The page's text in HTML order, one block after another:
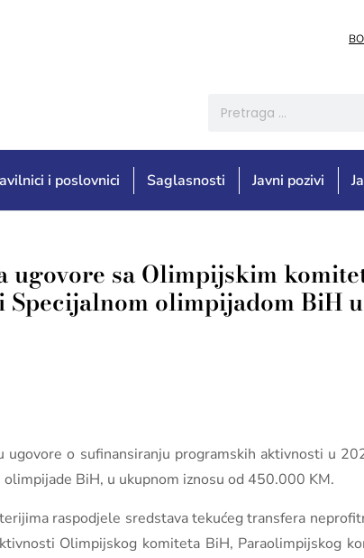
i poslovnici Saglasnosti Javni pozivi
sa Olimpijskim
olimpijadom BiH
o sufinansiranju programskih aktivnosti u
BiH, u ukupnom iznosu od 450.000 KM.
raspodjele sredstava tekućeg transfera
Olimpijskog komiteta BiH, Paraolimpijskog